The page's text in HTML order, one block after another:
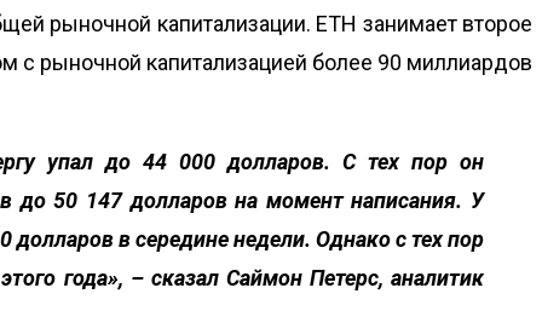
рыночной капитализации. ETH занимает второе
с рыночной капитализацией более 90 миллиардов
упал до 44 000 долларов. С тех пор он
до 50 147 долларов на момент написания. У
в середине недели. Однако с тех пор
года», – сказал Саймон Петерс, аналитик